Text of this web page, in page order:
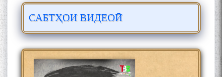
САБТҲОИ ВИДЕОӢ
ЛОҲУТӢ - ФИЛМИ
МУСТАНАД